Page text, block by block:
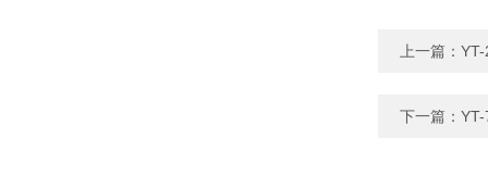
上一篇：
下一篇：